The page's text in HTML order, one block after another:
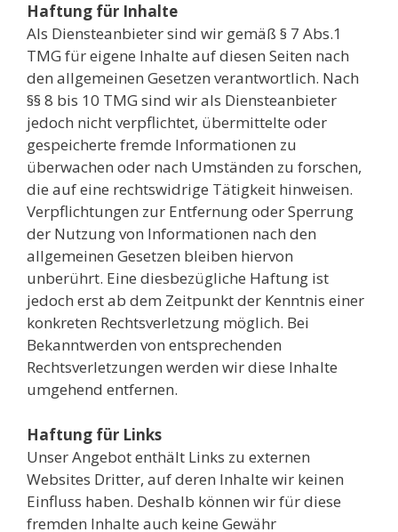
Haftung für Inhalte
Als Diensteanbieter sind wir gemäß § 7 Abs.1
TMG für eigene Inhalte auf diesen Seiten nach
den allgemeinen Gesetzen verantwortlich. Nach
§§ 8 bis 10 TMG sind wir als Diensteanbieter
jedoch nicht verpflichtet, übermittelte oder
gespeicherte fremde Informationen zu
überwachen oder nach Umständen zu forschen,
die auf eine rechtswidrige Tätigkeit hinweisen.
Verpflichtungen zur Entfernung oder Sperrung
der Nutzung von Informationen nach den
allgemeinen Gesetzen bleiben hiervon
unberührt. Eine diesbezügliche Haftung ist
jedoch erst ab dem Zeitpunkt der Kenntnis einer
konkreten Rechtsverletzung möglich. Bei
Bekanntwerden von entsprechenden
Rechtsverletzungen werden wir diese Inhalte
umgehend entfernen.
Haftung für Links
Unser Angebot enthält Links zu externen
Websites Dritter, auf deren Inhalte wir keinen
Einfluss haben. Deshalb können wir für diese
fremden Inhalte auch keine Gewähr